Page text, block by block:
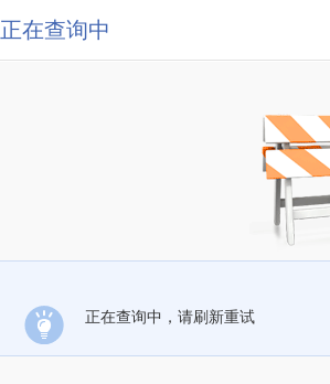
正在查询中
正在查询中，请刷新重试